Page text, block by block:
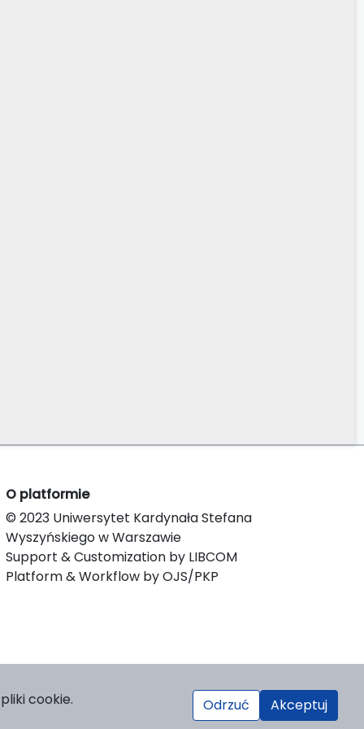
O platformie
© 2023 Uniwersytet Kardynała Stefana
Wyszyńskiego w Warszawie
Support & Customization by LIBCOM
Platform & Workflow by OJS/PKP
cookie. Odrzuć Akceptuj